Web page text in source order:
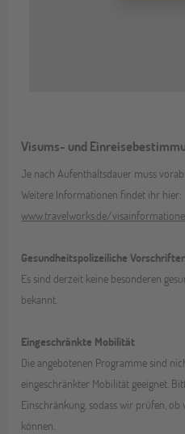
Visums- und
Je nach Aufenthaltsdauer muss
Weitere Informationen findet ihr hier:
www.travelworks.de/
Gesundheitspolizeiliche
Es sind derzeit keine besonderen
bekannt.
Eingeschränkte Mobilität
Die angebotenen Programme sind
eingeschränkter Mobilität geeignet.
Einschränkung, sodass wir prüfen,
können.